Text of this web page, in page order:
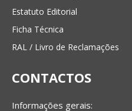
Estatuto Editorial
Ficha Técnica
RAL / Livro de Reclamações
CONTACTOS
Informações gerais: